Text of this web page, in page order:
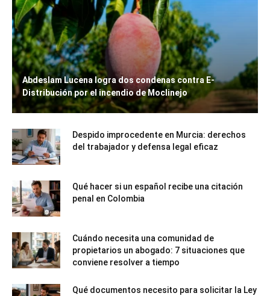
Abdeslam Lucena logra dos condenas contra E-
Distribución por el incendio de Moclinejo
Despido improcedente en Murcia: derechos
del trabajador y defensa legal eficaz
Qué hacer si un español recibe una citación
penal en Colombia
Cuándo necesita una comunidad de
propietarios un abogado: 7 situaciones que
conviene resolver a tiempo
Qué documentos necesito para solicitar la Ley